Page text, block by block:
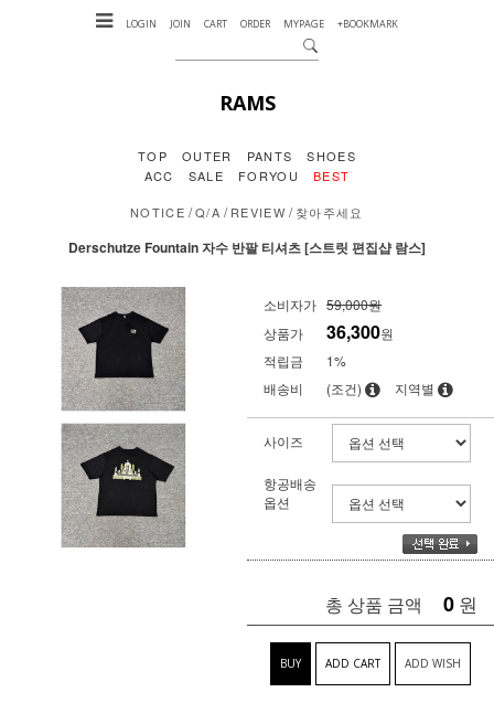
LOGIN JOIN CART ORDER MYPAGE +BOOKMARK
RAMS
TOP OUTER PANTS
SHOES
ACC
SALE FORYOU BEST
NOTICE /Q/A /REVIEW /찾아주세요
Derschutze Fountain 자수 반팔 티셔츠 [스트릿 편집샵 람스]
소비자가 59,000원
상품가
36,300원
적립금
1%
배송비
(조건) 지역별
사이즈
항공배송
옵션
총 상품 금액 0 원
BUY ADD CART ADD WISH